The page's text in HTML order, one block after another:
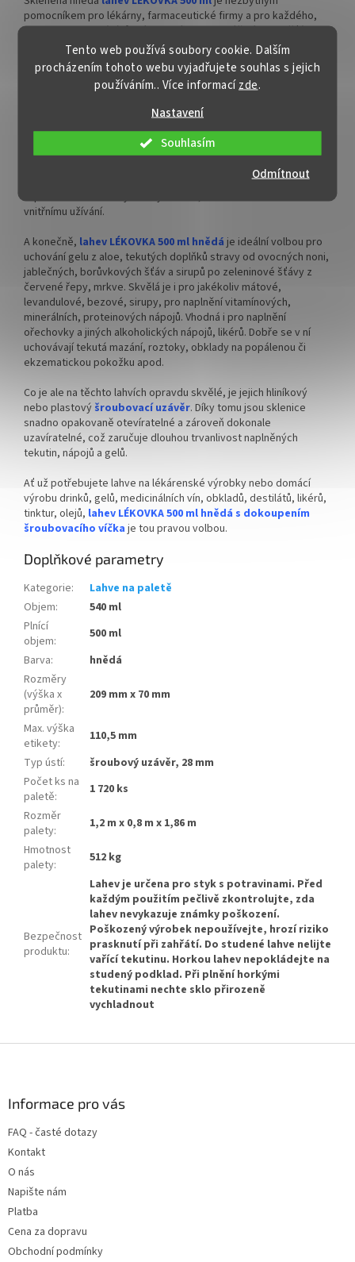
Tento web používá soubory cookie. Dalším
procházením tohoto webu vyjadřujete souhlas s jejich
používáním.. Více informacízde.
Nastavení
Odmítnout
Souhlasím
pomocníkem pro lékárny, farmaceutické firmy a pro každého,
kdo po doma vyrábí různé bylinné tinktury, léčivé oleje, šťávy,
sirupy, medicinální vína, maceráty, destiláty, gely, roztoky,
tekutá mazání.
Na lahev z hnědého sklalékovka o objemu 5 cdl
víčko 28 mm. Lékárenská kvalita renomovaného evropského
výrobce. Ideální volba pro uchování lékárenských a
potravinářských produktů, které jsou citlivé na světlo.
je vyrobena z odolného hnědého
skla, které zvládne vysoké teploty. Díky tomu do ní můžeme za
tepla nalít různé druhy tekutých léčiv, ať už k mazání nebo
vnitřnímu užívání.
A konečně, lahev LÉKOVKA 500 ml hnědá je ideální volbou pro
uchování gelu z aloe, tekutých doplňků stravy od ovocných noni,
jablečných, borůvkových šťáv a sirupů po zeleninové šťávy z
červené řepy, mrkve. Skvělá je i pro jakékoliv mátové,
levandulové, bezové, sirupy, pro naplnění vitamínových,
minerálních, proteinových nápojů. Vhodná i pro naplnění
ořechovky a jiných alkoholických nápojů, likérů. Dobře se v ní
uchovávají tekutá mazání, roztoky, obklady na popálenou či
ekzematickou pokožku apod.
Co je ale na těchto lahvích opravdu skvělé, je jejich hliníkový
nebo plastový šroubovací uzávěr. Díky tomu jsou sklenice
snadno opakovaně otevíratelné a zároveň dokonale
uzavíratelné, což zaručuje dlouhou trvanlivost naplněných
tekutin, nápojů a gelů.
Ať už potřebujete lahve na lékárenské výrobky nebo domácí
výrobu drinků, gelů, medicinálních vín, obkladů, destilátů, likérů,
tinktur, olejů, lahev LÉKOVKA 500 ml hnědá s dokoupením
šroubovacího víčka je tou pravou volbou.
Doplňkové parametry
Kategorie:
Lahve na paletě
Objem:
540 ml
Plnící
objem:
500 ml
Barva:
hnědá
Rozměry
(výška x
průměr):
209 mm x 70 mm
Max. výška
etikety:
110,5 mm
Typ ústí:
šroubový uzávěr, 28 mm
Počet ks na
paletě:
1 720 ks
Rozměr
palety:
1,2 m x 0,8 m x 1,86 m
Hmotnost
palety: 512 kg
Bezpečnost
produktu:
Lahev je určena pro styk s potravinami. Před
každým použitím pečlivě zkontrolujte, zda
lahev nevykazuje známky poškození.
Poškozený výrobek nepoužívejte, hrozí riziko
prasknutí při zahřátí. Do studené lahve nelijte
vařící tekutinu. Horkou lahev nepokládejte na
studený podklad. Při plnění horkými
tekutinami nechte sklo přirozeně
vychladnout
Informace pro vás
FAQ - časté dotazy
Kontakt
O nás
Napište nám
Platba
Cena za dopravu
Obchodní podmínky